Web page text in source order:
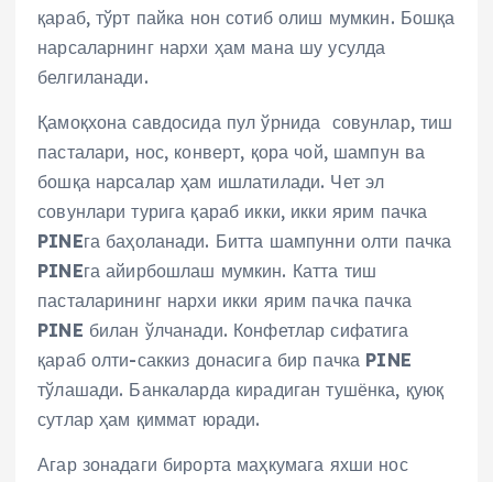
қараб, тўрт пайка нон сотиб олиш мумкин. Бошқа
нарсаларнинг нархи ҳам мана шу усулда
белгиланади.
Қамоқхона савдосида пул ўрнида совунлар, тиш
пасталари, нос, конверт, қора чой, шампун ва
бошқа нарсалар ҳам ишлатилади. Чет эл
совунлари турига қараб икки, икки ярим пачка
PINEга баҳоланади. Битта шампунни олти пачка
PINEга айирбошлаш мумкин. Катта тиш
пасталарининг нархи икки ярим пачка пачка
PINE билан ўлчанади. Конфетлар сифатига
қараб олти-саккиз донасига бир пачка PINE
тўлашади. Банкаларда кирадиган тушёнка, қуюқ
сутлар ҳам қиммат юради.
Агар зонадаги бирорта маҳкумага яхши нос